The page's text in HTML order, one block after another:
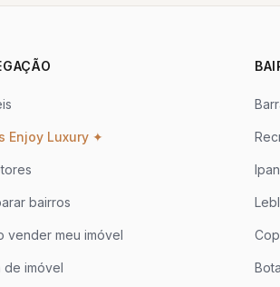
Enjoy Luxury ✦
bairros
vender meu imóvel
de imóvel